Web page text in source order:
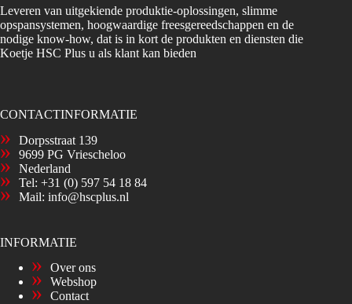
Leveren van uitgekiende produktie-oplossingen, slimme
opspansystemen, hoogwaardige freesgereedschappen en de
nodige know-how, dat is in kort de produkten en diensten die
Koetje HSC Plus u als klant kan bieden
CONTACTINFORMATIE
Dorpsstraat 139
9699 PG Vriescheloo
Nederland
Tel: +31 (0) 597 54 18 84
Mail: info@hscplus.nl
INFORMATIE
Over ons
Webshop
Contact